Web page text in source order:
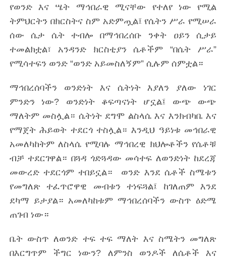
የወንድ እና ሤት ማኅበራዊ ሚናቸው የተለየ ነው የሚል
ትምህርትን በክርስትና ስም አድምጧል፤ የሴትን ሥራ የሚሠራ
ሰው ሴታ ሴት ተብሎ በማኅበረሰቡ ንቀት ዐይን ሲታይ
ተመልክቷል፣ አንዳንድ ክርስቲያን ሴቶችም “በሴት ሥራ”
የሚሳተፍን ወንድ “ወንድ አይመስለኝም” ሲሉም ሰምቷል።
ማኅበረሰባችን ወንድነት እና ሴትነት እያለን ያለው ነገር
ምንድን ነው? ወንድነት ቆፍጣናነት ሆኗል፤ ውጭ ውጭ
ማለትም መስሏል። ሴትነት ደግሞ ልስላሴ እና እንክብካቤ እና
የማጀት ሕይወት ተደርጎ ተስሏል። እንዲህ ዓይነቱ መኅበራዊ
አመለካከትም ለስላሴ የሚባሉ ማኅበረዊ ክህሎቶችን የሴቶቹ
ብቻ ተደርገዋል። በጓዳ ጎድጓዳው መሳተፍ ለወንድነት ከደረጃ
መውረድ ተደርጎም ተበይኗል። ወንድ እንደ ሴቶች ስሜቱን
የመግለጽ ተፈጥሮዋዊ መብቱን ተነፍጓል፤ ከገለጠም እንደ
ደካማ ይታያል። አመለካከቱም ማኅበረሰባችን ውስጥ ዕድሜ
ጠገብ ነው።
ቤት ውስጥ ለወንድ ተፍ ተፍ ማለት እና ስሜትን መግለጽ
በእርግጥም ችግር ነውን? ለምንስ ወንዶች ለሴቶች እና